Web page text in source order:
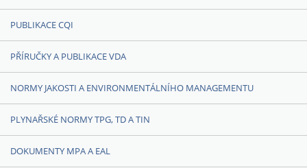
PUBLIKACE CQI
PŘÍRUČKY A PUBLIKACE VDA
NORMY JAKOSTI A ENVIRONMENTÁLNÍHO MANAGEMENTU
PLYNAŘSKÉ NORMY TPG, TD A TIN
DOKUMENTY MPA A EAL